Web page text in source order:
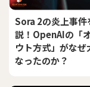
Sora 2の炎上事件
説！OpenAIの「
ウト方式」がなぜ
なったのか？